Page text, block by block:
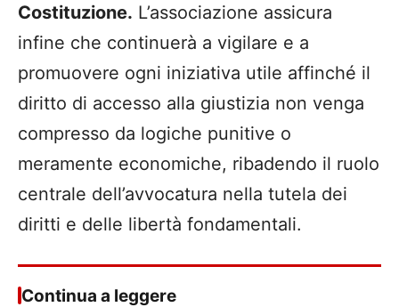
Costituzione. L’associazione assicura
infine che continuerà a vigilare e a
promuovere ogni iniziativa utile affinché il
diritto di accesso alla giustizia non venga
compresso da logiche punitive o
meramente economiche, ribadendo il ruolo
centrale dell’avvocatura nella tutela dei
diritti e delle libertà fondamentali.
Continua a leggere